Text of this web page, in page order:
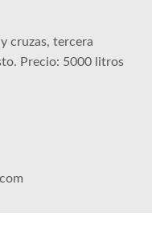
cruzas, tercera
Precio: 5000 litros